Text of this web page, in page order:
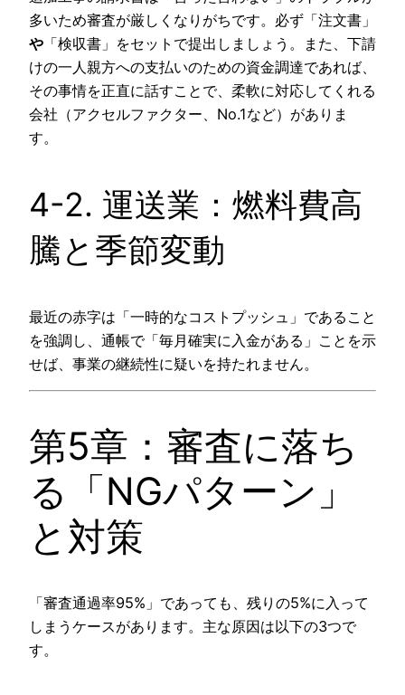
多いため審査が厳しくなりがちです。必ず「注文書」
や 「検収書」をセットで提出しましょう。また、下請
けの一人親方への支払いのための資金調達であれば、
その事情を正直に話すことで、柔軟に対応してくれる
会社（アクセルファクター、No.1など）がありま
す。
4-2. 運送業：燃料費高
騰と季節変動
最近の赤字は「一時的なコストプッシュ」であること
を強調し、通帳で「毎月確実に入金がある」ことを示
せば、事業の継続性に疑いを持たれません。
第5章：審査に落ち
る「NGパターン」
と対策
「審査通過率95%」であっても、残りの5%に入って
しまうケースがあります。主な原因は以下の3つで
す。